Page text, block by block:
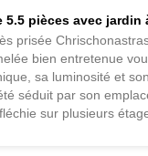
5.5 pièces avec jardin
prisée
bien entretenue
sa luminosité et
séduit par son
sur plusieurs